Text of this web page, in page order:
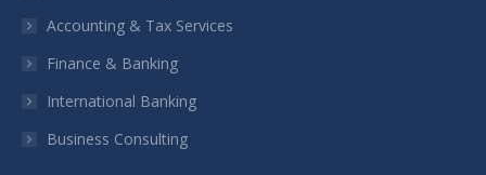
Accounting & Tax Services
Finance & Banking
International Banking
Business Consulting